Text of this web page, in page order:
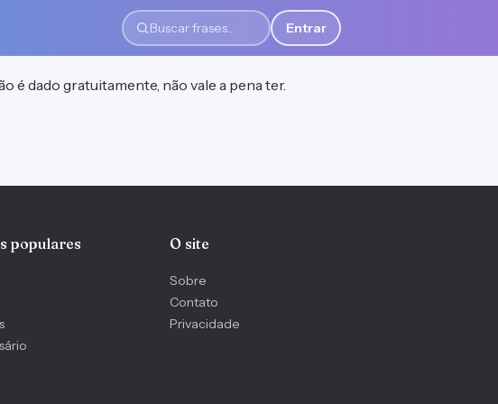
Buscar frases
Entrar
é dado gratuitamente, não vale a pena ter.
populares O site
Sobre
Contato
Privacidade